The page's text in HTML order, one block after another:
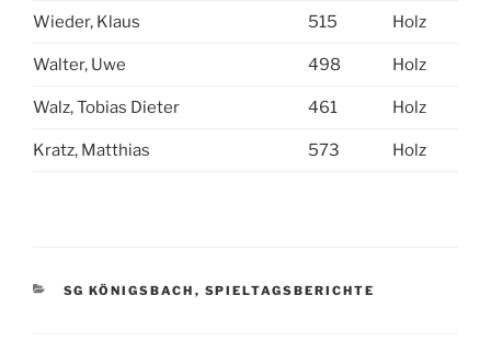
Wieder, Klaus 515 Holz
Walter, Uwe 498 Holz
Walz, Tobias Dieter 461 Holz
Kratz, Matthias 573 Holz
KATEGORIEN
SG KÖNIGSBACH , SPIELTAGSBERICHTE